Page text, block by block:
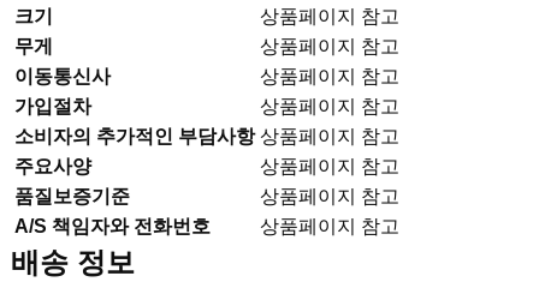
크기
상품페이지 참고
무게
상품페이지 참고
이동통신사
상품페이지 참고
가입절차
상품페이지 참고
소비자의 추가적인 부담사항 상품페이지 참고
주요사양
상품페이지 참고
품질보증기준
상품페이지 참고
A/S 책임자와 전화번호
상품페이지 참고
배송 정보